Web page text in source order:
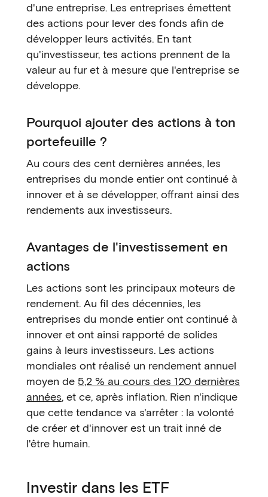
d'une entreprise. Les entreprises émettent
des actions pour lever des fonds afin de
développer leurs activités. En tant
qu'investisseur, tes actions prennent de la
valeur au fur et à mesure que l'entreprise se
développe.
Pourquoi ajouter des actions à ton
portefeuille ?
Au cours des cent dernières années, les
entreprises du monde entier ont continué à
innover et à se développer, offrant ainsi des
rendements aux investisseurs.
Avantages de l'investissement en
actions
Les actions sont les principaux moteurs de
rendement. Au fil des décennies, les
entreprises du monde entier ont continué à
innover et ont ainsi rapporté de solides
gains à leurs investisseurs. Les actions
mondiales ont réalisé un rendement annuel
moyen de 5,2 % au cours des 120 dernières
années, et ce, après inflation. Rien n'indique
que cette tendance va s'arrêter : la volonté
de créer et d'innover est un trait inné de
l'être humain.
Investir dans les ETF